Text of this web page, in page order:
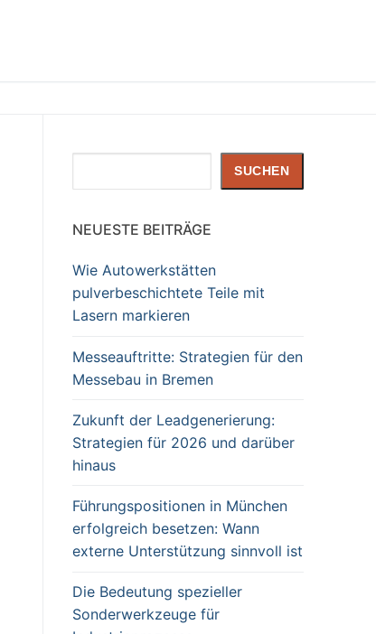
SUCHEN
NEUESTE BEITRÄGE
Wie Autowerkstätten
pulverbeschichtete Teile mit
Lasern markieren
Messeauftritte: Strategien für den
Messebau in Bremen
Zukunft der Leadgenerierung:
Strategien für 2026 und darüber
hinaus
Führungspositionen in München
erfolgreich besetzen: Wann
externe Unterstützung sinnvoll ist
Die Bedeutung spezieller
Sonderwerkzeuge für